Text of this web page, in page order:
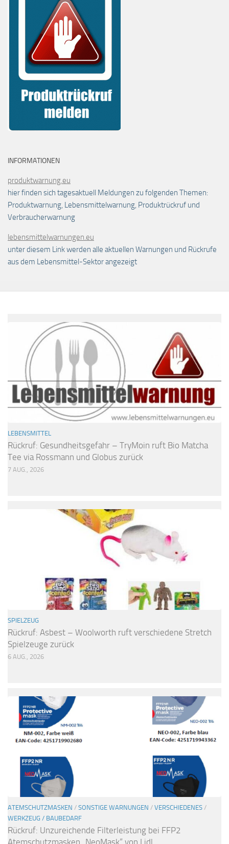
INFORMATIONEN
produktwarnung.eu
hier finden sich tagesaktuell Meldungen zu folgenden Themen:
Produktwarnung, Lebensmittelwarnung, Produktrückruf und
Verbraucherwarnung
lebensmittelwarnungen.eu
unter diesem Link werden alle aktuellen Warnungen und Rückrufe
aus dem Lebensmittel-Sektor angezeigt
LEBENSMITTEL
Rückruf: Gesundheitsgefahr – TryMoin ruft Bio Matcha
Tee via Rossmann und Globus zurück
7 AUG., 2026
SPIELZEUG
Rückruf: Asbest – Woolworth ruft verschiedene Stretch
Spielzeuge zurück
6 AUG., 2026
ATEMSCHUTZMASKEN / SONSTIGE WARNUNGEN / VERSCHIEDENES /
WERKZEUG / BAUBEDARF
Rückruf: Unzureichende Filterleistung bei FFP2